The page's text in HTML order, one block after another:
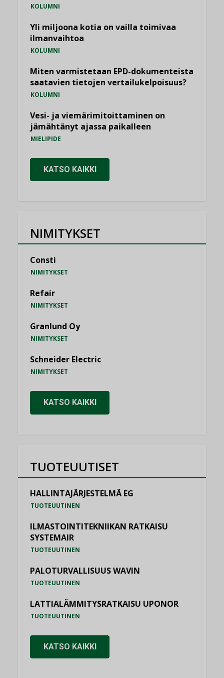
KOLUMNI
Yli miljoona kotia on vailla toimivaa
ilmanvaihtoa
KOLUMNI
Miten varmistetaan EPD-dokumenteista
saatavien tietojen vertailukelpoisuus?
KOLUMNI
Vesi- ja viemärimitoittaminen on
jämähtänyt ajassa paikalleen
MIELIPIDE
KATSO KAIKKI
NIMITYKSET
Consti
NIMITYKSET
Refair
NIMITYKSET
Granlund Oy
NIMITYKSET
Schneider Electric
NIMITYKSET
KATSO KAIKKI
TUOTEUUTISET
HALLINTAJÄRJESTELMÄ EG
TUOTEUUTINEN
ILMASTOINTITEKNIIKAN RATKAISU
SYSTEMAIR
TUOTEUUTINEN
PALOTURVALLISUUS WAVIN
TUOTEUUTINEN
LATTIALÄMMITYSRATKAISU UPONOR
TUOTEUUTINEN
KATSO KAIKKI